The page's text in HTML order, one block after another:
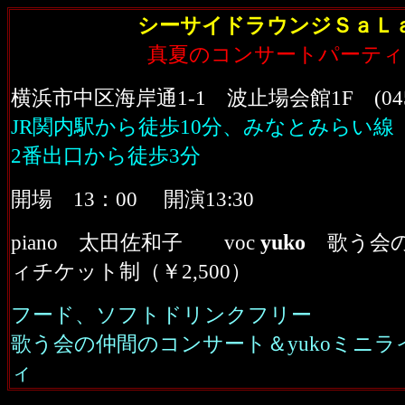
シーサイドラウンジＳａＬ
真夏のコンサートパーティ
横浜市中区海岸通1-1 波止場会館1F
JR関内駅から徒歩10分、みなとみらい線
2番出口から徒歩3分
開場 1 3 ：00 開演13:30
piano 太田佐和子 voc yuko 歌う
ィチケット制（ ￥ 2,500）
フード、ソフトドリンクフリー
歌う会の仲間のコンサート＆yukoミニラ
ィ